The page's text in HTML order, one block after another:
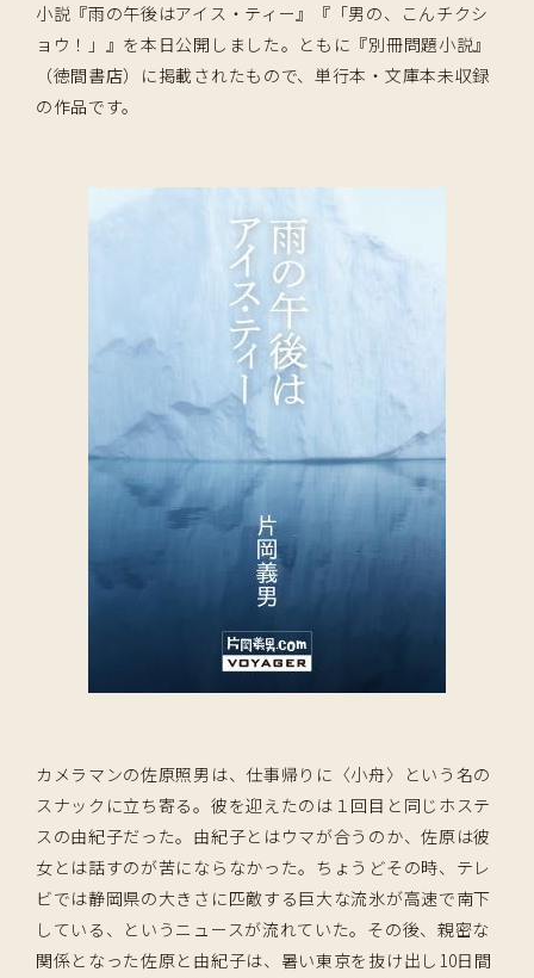
小説『雨の午後はアイス・ティー』『「男の、こんチクシ
ョウ！」』を本日公開しました。ともに『別冊問題小説』
（徳間書店）に掲載されたもので、単行本・文庫本未収録
の作品です。
カメラマンの佐原照男は、仕事帰りに〈小舟〉という名の
スナックに立ち寄る。彼を迎えたのは１回目と同じホステ
スの由紀子だった。由紀子とはウマが合うのか、佐原は彼
女とは話すのが苦にならなかった。ちょうどその時、テレ
ビでは静岡県の大きさに匹敵する巨大な流氷が高速で南下
している、というニュースが流れていた。その後、親密な
関係となった佐原と由紀子は、暑い東京を抜け出し10日間